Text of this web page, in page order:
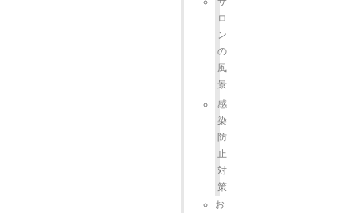
ロ
ン
の
風
景
感
染
防
止
対
策
お